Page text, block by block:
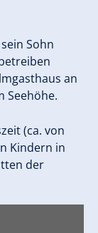
Sohn
an
Seehöhe.
(ca. von
Kindern in
der